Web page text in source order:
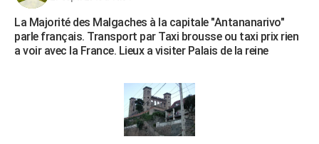
La Majorité des Malgaches à la capitale "Antananarivo"
parle français. Transport par Taxi brousse ou taxi prix rien
a voir avec la France. Lieux a visiter Palais de la reine